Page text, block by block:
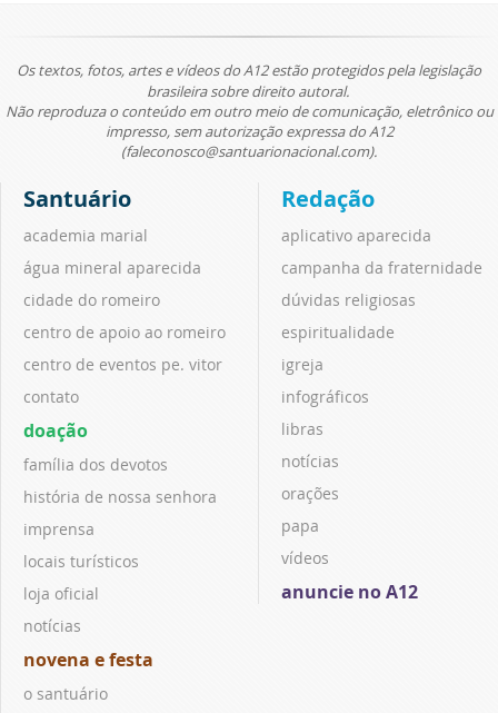
Os textos, fotos, artes e vídeos do A12 estão protegidos pela legislação
brasileira sobre direito autoral.
Não reproduza o conteúdo em outro meio de comunicação, eletrônico ou
impresso, sem autorização expressa do A12
(faleconosco@santuarionacional.com).
Santuário
academia marial
água mineral aparecida
cidade do romeiro
centro de apoio ao romeiro
centro de eventos pe. vitor
contato
doação
família dos devotos
história de nossa senhora
imprensa
locais turísticos
loja oficial
notícias
novena e festa
o santuário
Redação
aplicativo aparecida
campanha da fraternidade
dúvidas religiosas
espiritualidade
igreja
infográficos
libras
notícias
orações
papa
vídeos
anuncie no A12